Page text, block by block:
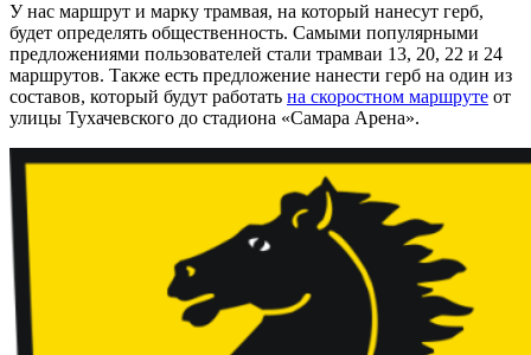
У нас маршрут и марку трамвая, на который нанесут герб,
будет определять общественность. Самыми популярными
предложениями пользователей стали трамваи 13, 20, 22 и 24
маршрутов. Также есть предложение нанести герб на один из
составов, который будут работать на скоростном маршруте от
улицы Тухачевского до стадиона «Самара Арена».